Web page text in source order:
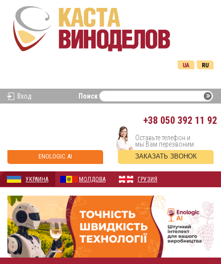
RU
UA
Вход Поиск
+38 050 392 11 92
ENOLOGIC AI
Оставьте телефон и
мы Вам перезвоним
ЗАКАЗАТЬ ЗВОНОК
УКРАИНА МОЛДОВА ГРУЗИЯ